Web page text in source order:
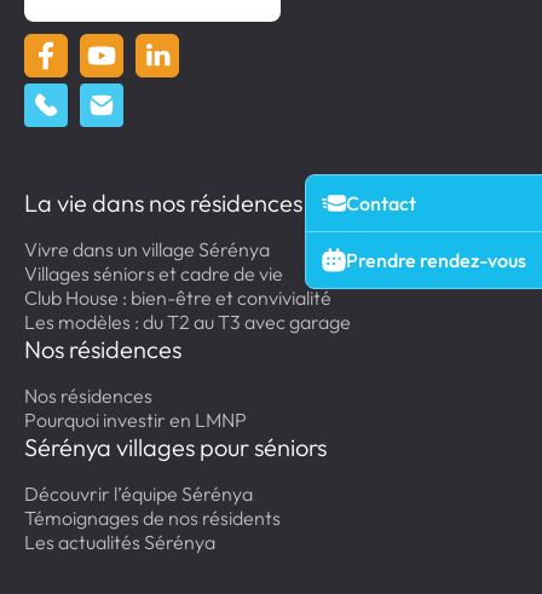
Contact
Prendre rendez-vous
La vie dans nos résidences
Vivre dans un village Sérénya
Villages séniors et cadre de vie
Club House : bien-être et convivialité
Les modèles : du T2 au T3 avec garage
Nos résidences
Nos résidences
Pourquoi investir en LMNP
Sérénya villages pour séniors
Découvrir l’équipe Sérénya
Témoignages de nos résidents
Les actualités Sérénya